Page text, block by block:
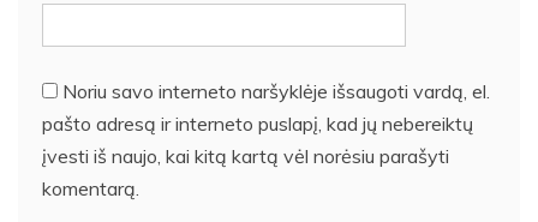
Noriu savo interneto naršyklėje išsaugoti vardą, el.
pašto adresą ir interneto puslapį, kad jų nebereiktų
įvesti iš naujo, kai kitą kartą vėl norėsiu parašyti
komentarą.